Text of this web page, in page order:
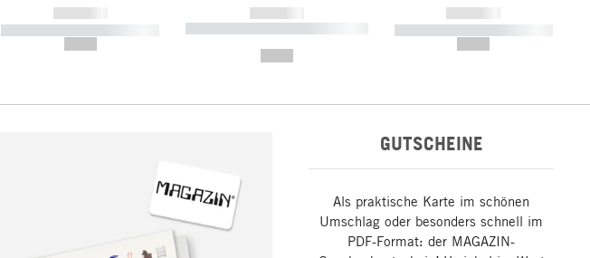
------------
----------- ----------- -----------
------------
----------- ----------- ----------- ----
------------
----------- ----------- -----------
GUTSCHEINE
Als praktische Karte im schönen
Umschlag oder besonders schnell im
PDF-Format: der MAGAZIN-